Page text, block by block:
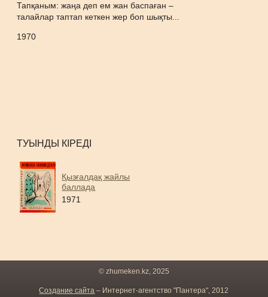
Тапқаным: жаңа деп ем жан баспаған –
талайлар таптап кеткен жер боп шықты...
1970
ТУЫНДЫ КІРЕДІ
Қызғалдақ жайлы
баллада
1971
© zhumeken.kz, 2025
Создание сайта – Интернет-агентство "Пантера", 2012